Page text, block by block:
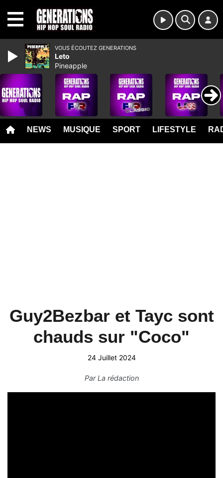
NEWS MUSIQUE SPORT LIFESTYLE
Guy2Bezbar et Tayc sont
chauds sur "Coco"
24 Juillet 2024
ParLa rédaction
VOUS ÉCOUTEZ GENERATIONS
Leto
Pineapple